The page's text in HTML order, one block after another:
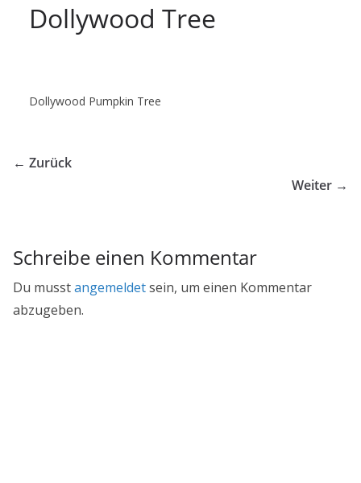
Dollywood Tree
Dollywood Pumpkin Tree
← Zurück
Weiter →
Schreibe einen Kommentar
Du musstangemeldetsein, um einen Kommentar
abzugeben.